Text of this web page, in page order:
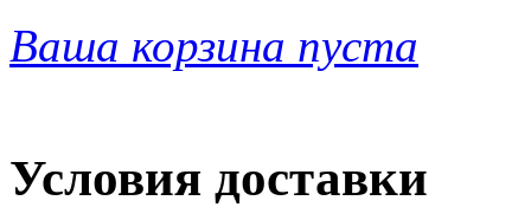
Ваша корзина пуста
Условия доставки